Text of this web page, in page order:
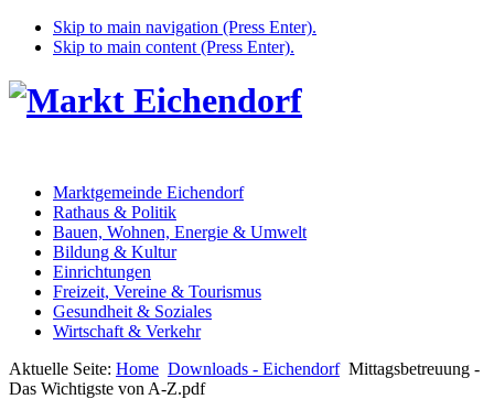
Skip to main navigation (Press Enter).
Skip to main content (Press Enter).
Marktgemeinde Eichendorf
Rathaus & Politik
Bauen, Wohnen, Energie & Umwelt
Bildung & Kultur
Einrichtungen
Freizeit, Vereine & Tourismus
Gesundheit & Soziales
Wirtschaft & Verkehr
Aktuelle Seite: Home Downloads - Eichendorf Mittagsbetreuung -
Das Wichtigste von A-Z.pdf